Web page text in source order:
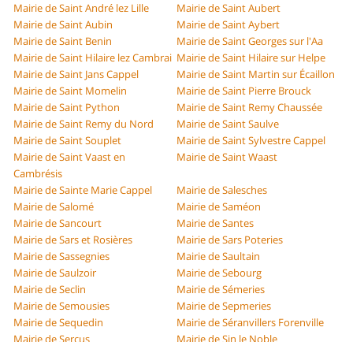
Mairie de Saint André lez Lille
Mairie de Saint Aubert
Mairie de Saint Aubin
Mairie de Saint Aybert
Mairie de Saint Benin
Mairie de Saint Georges sur l'Aa
Mairie de Saint Hilaire lez Cambrai Mairie de Saint Hilaire sur Helpe
Mairie de Saint Jans Cappel
Mairie de Saint Martin sur Écaillon
Mairie de Saint Momelin
Mairie de Saint Pierre Brouck
Mairie de Saint Python
Mairie de Saint Remy Chaussée
Mairie de Saint Remy du Nord
Mairie de Saint Saulve
Mairie de Saint Souplet
Mairie de Saint Sylvestre Cappel
Mairie de Saint Vaast en
Cambrésis
Mairie de Saint Waast
Mairie de Sainte Marie Cappel
Mairie de Salesches
Mairie de Salomé
Mairie de Saméon
Mairie de Sancourt
Mairie de Santes
Mairie de Sars et Rosières
Mairie de Sars Poteries
Mairie de Sassegnies
Mairie de Saultain
Mairie de Saulzoir
Mairie de Sebourg
Mairie de Seclin
Mairie de Sémeries
Mairie de Semousies
Mairie de Sepmeries
Mairie de Sequedin
Mairie de Séranvillers Forenville